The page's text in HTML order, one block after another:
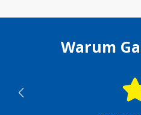
Warum